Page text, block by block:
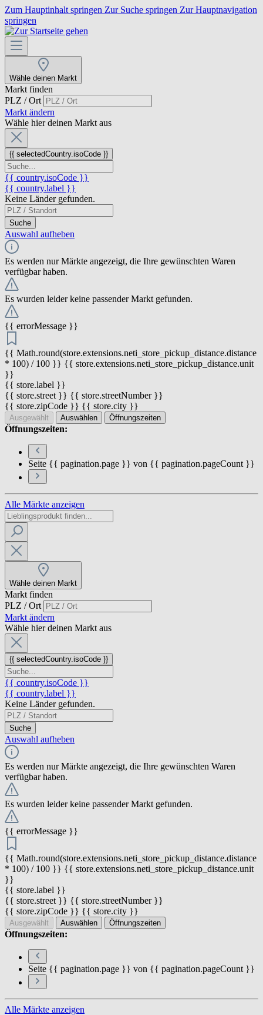
Zum Hauptinhalt springen Zur Suche springen Zur Hauptnavigation
springen
Wähle deinen Markt
Markt finden
PLZ / Ort
Markt ändern
Wähle hier deinen Markt aus
{{ selectedCountry.isoCode }}
{{ country.isoCode }}
{{ country.label }}
Keine Länder gefunden.
Suche
Auswahl aufheben
Es werden nur Märkte angezeigt, die Ihre gewünschten Waren
verfügbar haben.
Es wurden leider keine passender Markt gefunden.
{{ errorMessage }}
{{ Math.round(store.extensions.neti_store_pickup_distance.distance
* 100) / 100 }} {{ store.extensions.neti_store_pickup_distance.unit
}}
{{ store.label }}
{{ store.street }} {{ store.streetNumber }}
{{ store.zipCode }} {{ store.city }}
Ausgewählt Auswählen Öffnungszeiten
Öffnungszeiten:
Seite {{ pagination.page }} von {{ pagination.pageCount }}
Alle Märkte anzeigen
Wähle deinen Markt
Markt finden
PLZ / Ort
Markt ändern
Wähle hier deinen Markt aus
{{ selectedCountry.isoCode }}
{{ country.isoCode }}
{{ country.label }}
Keine Länder gefunden.
Suche
Auswahl aufheben
Es werden nur Märkte angezeigt, die Ihre gewünschten Waren
verfügbar haben.
Es wurden leider keine passender Markt gefunden.
{{ errorMessage }}
{{ Math.round(store.extensions.neti_store_pickup_distance.distance
* 100) / 100 }} {{ store.extensions.neti_store_pickup_distance.unit
}}
{{ store.label }}
{{ store.street }} {{ store.streetNumber }}
{{ store.zipCode }} {{ store.city }}
Ausgewählt Auswählen Öffnungszeiten
Öffnungszeiten:
Seite {{ pagination.page }} von {{ pagination.pageCount }}
Alle Märkte anzeigen